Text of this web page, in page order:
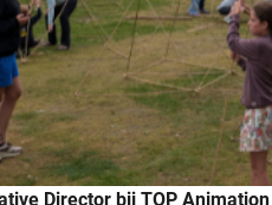
Director bij TOP Animation